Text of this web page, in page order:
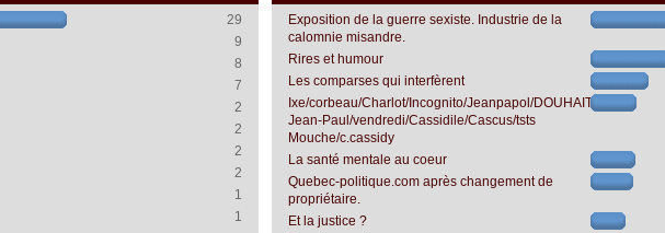
29
9
8
7
2
2
2
2
1
1
Exposition de la guerre sexiste. Industrie de la
calomnie misandre.
Rires et humour
Les comparses qui interfèrent
Ixe/corbeau/Charlot/Incognito/Jeanpapol/DOUHAIT
Jean-Paul/vendredi/Cassidile/Cascus/tsts
Mouche/c.cassidy
La santé mentale au coeur
Quebec-politique.com après changement de
propriétaire.
Et la justice ?